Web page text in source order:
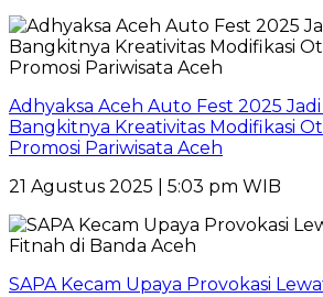
Adhyaksa Aceh Auto Fest 2025
Bangkitnya Kreativitas Modifikasi
Promosi Pariwisata Aceh
21 Agustus 2025 | 5:03 pm WIB
SAPA Kecam Upaya Provokasi